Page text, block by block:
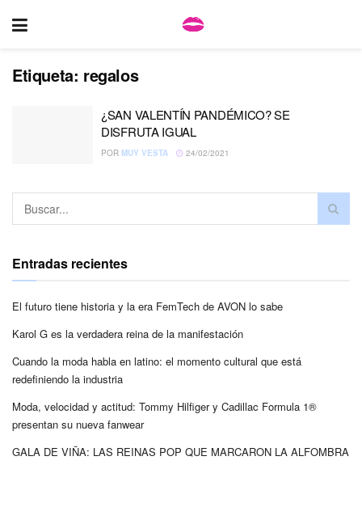
Etiqueta: regalos
¿SAN VALENTÍN PANDÉMICO? SE
DISFRUTA IGUAL
POR MUY VESTA 24/02/2021
Entradas recientes
El futuro tiene historia y la era FemTech de AVON lo sabe
Karol G es la verdadera reina de la manifestación
Cuando la moda habla en latino: el momento cultural que está
redefiniendo la industria
Moda, velocidad y actitud: Tommy Hilfiger y Cadillac Formula 1®
presentan su nueva fanwear
GALA DE VIÑA: LAS REINAS POP QUE MARCARON LA ALFOMBRA